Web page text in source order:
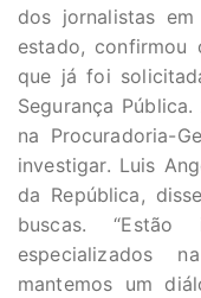
dos jornalistas
estado, confirmou
que já foi
Segurança
na Procuradoria-
investigar. Luis
da República,
buscas. “Estão
especializados
mantemos um